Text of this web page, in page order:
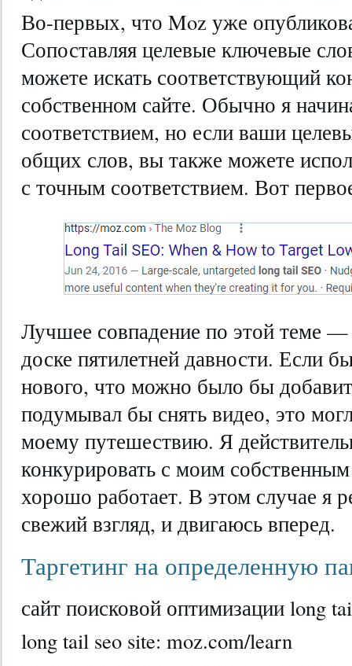
Во-первых, что Moz уже
Сопоставляя целевые ключевые
можете искать соответствующий
собственном сайте. Обычно я
соответствием, но если ваши
общих слов, вы также можете
с точным соответствием. Вот
Лучшее совпадение по этой теме —
доске пятилетней давности. Если
нового, что можно было бы
подумывал бы снять видео, это
моему путешествию. Я
конкурировать с моим
хорошо работает. В этом случае я
свежий взгляд, и двигаюсь вперед.
Таргетинг на определенную
сайт поисковой оптимизации long
long tail seo site: moz.com/learn